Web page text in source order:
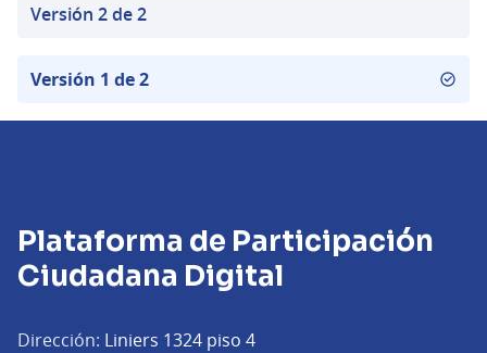
Versión 2 de 2
Versión 1 de 2
Plataforma de Participación
Ciudadana Digital
Dirección: Liniers 1324 piso 4